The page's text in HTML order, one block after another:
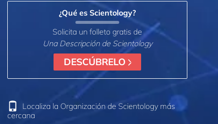
¿Qué es Scientology?
Solicita un folleto gratis de
Una Descripción de Scientology
DESCÚBRELO
Localiza la Organización de Scientology más
cercana